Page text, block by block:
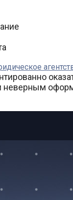
неверным